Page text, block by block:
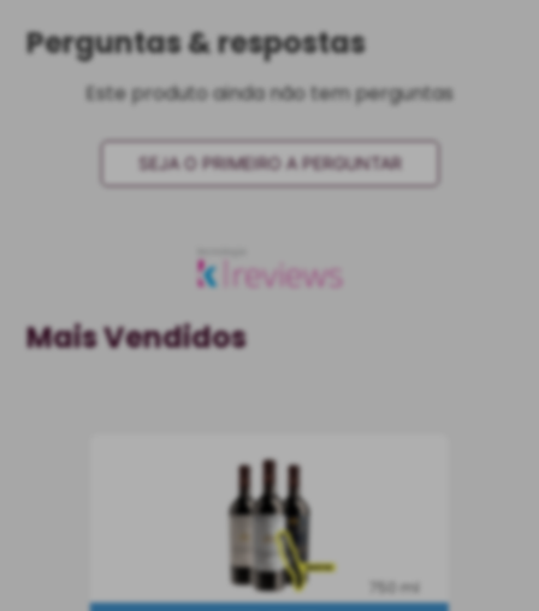
Perguntas & respostas
Este produto ainda não tem perguntas
SEJA O PRIMEIRO A PERGUNTAR
Mais Vendidos
750 ml